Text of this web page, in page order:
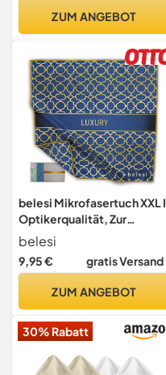
Displays
ZUM ANGEBOT
belesi Mikrofasertuch XXL I
Optikerqualität, Zur
Reinigung von Smartphone,
Tablet, Brille,
Display,Kamera,Objektiv I
Displaytuch,
Reinigungstuch
belesi
9,95 € gratis Versand
ZUM ANGEBOT
30% Rabatt